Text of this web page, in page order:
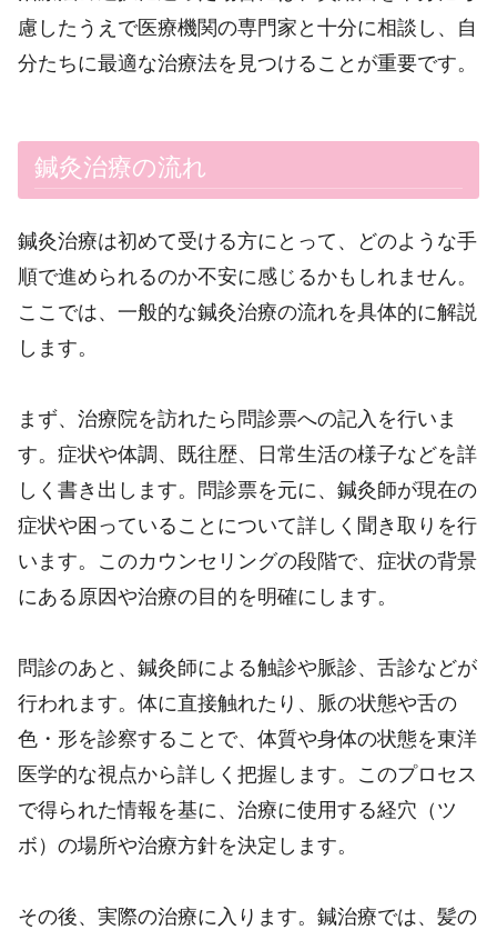
慮したうえで医療機関の専門家と十分に相談し、自
分たちに最適な治療法を見つけることが重要です。
鍼灸治療の流れ
鍼灸治療は初めて受ける方にとって、どのような手
順で進められるのか不安に感じるかもしれません。
ここでは、一般的な鍼灸治療の流れを具体的に解説
します。
まず、治療院を訪れたら問診票への記入を行いま
す。症状や体調、既往歴、日常生活の様子などを詳
しく書き出します。問診票を元に、鍼灸師が現在の
症状や困っていることについて詳しく聞き取りを行
います。このカウンセリングの段階で、症状の背景
にある原因や治療の目的を明確にします。
問診のあと、鍼灸師による触診や脈診、舌診などが
行われます。体に直接触れたり、脈の状態や舌の
色・形を診察することで、体質や身体の状態を東洋
医学的な視点から詳しく把握します。このプロセス
で得られた情報を基に、治療に使用する経穴（ツ
ボ）の場所や治療方針を決定します。
その後、実際の治療に入ります。鍼治療では、髪の